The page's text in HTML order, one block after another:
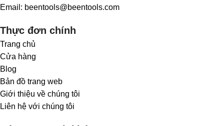
Email: beentools@beentools.com
Thực đơn chính
Trang chủ
Cửa hàng
Blog
Bản đồ trang web
Giới thiệu về chúng tôi
Liên hệ với chúng tôi